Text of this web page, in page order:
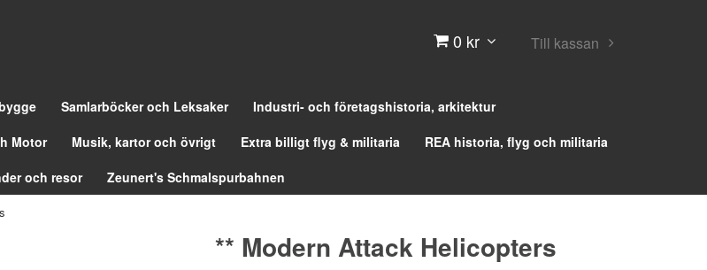
0 kr Till kassan
Samlarböcker och Leksaker
Industri- och företagshistoria, arkitektur
Motor Musik, kartor och övrigt Extra billigt flyg & militaria
REA historia, flyg och militaria
och resor Zeunert's Schmalspurbahnen
** Modern Attack Helicopters